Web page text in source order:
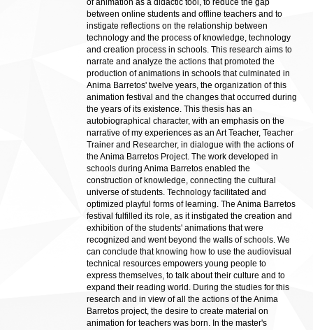
of animation as a didactic tool, to reduce the gap
between online students and offline teachers and to
instigate reflections on the relationship between
technology and the process of knowledge, technology
and creation process in schools. This research aims to
narrate and analyze the actions that promoted the
production of animations in schools that culminated in
Anima Barretos' twelve years, the organization of this
animation festival and the changes that occurred during
the years of its existence. This thesis has an
autobiographical character, with an emphasis on the
narrative of my experiences as an Art Teacher, Teacher
Trainer and Researcher, in dialogue with the actions of
the Anima Barretos Project. The work developed in
schools during Anima Barretos enabled the
construction of knowledge, connecting the cultural
universe of students. Technology facilitated and
optimized playful forms of learning. The Anima Barretos
festival fulfilled its role, as it instigated the creation and
exhibition of the students' animations that were
recognized and went beyond the walls of schools. We
can conclude that knowing how to use the audiovisual
technical resources empowers young people to
express themselves, to talk about their culture and to
expand their reading world. During the studies for this
research and in view of all the actions of the Anima
Barretos project, the desire to create material on
animation for teachers was born. In the master's